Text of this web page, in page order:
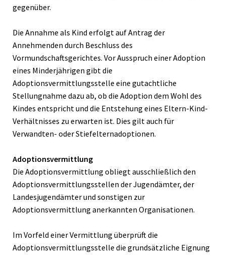
gegenüber.
Die Annahme als Kind erfolgt auf Antrag der
Annehmenden durch Beschluss des
Vormundschaftsgerichtes. Vor Ausspruch einer Adoption
eines Minderjährigen gibt die
Adoptionsvermittlungsstelle eine gutachtliche
Stellungnahme dazu ab, ob die Adoption dem Wohl des
Kindes entspricht und die Entstehung eines Eltern-Kind-
Verhältnisses zu erwarten ist. Dies gilt auch für
Verwandten- oder Stiefelternadoptionen.
Adoptionsvermittlung
Die Adoptionsvermittlung obliegt ausschließlich den
Adoptionsvermittlungsstellen der Jugendämter, der
Landesjugendämter und sonstigen zur
Adoptionsvermittlung anerkannten Organisationen.
Im Vorfeld einer Vermittlung überprüft die
Adoptionsvermittlungsstelle die grundsätzliche Eignung